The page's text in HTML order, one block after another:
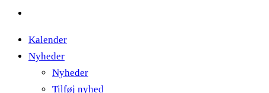
Kalender
Nyheder
Nyheder
Tilføj nyhed